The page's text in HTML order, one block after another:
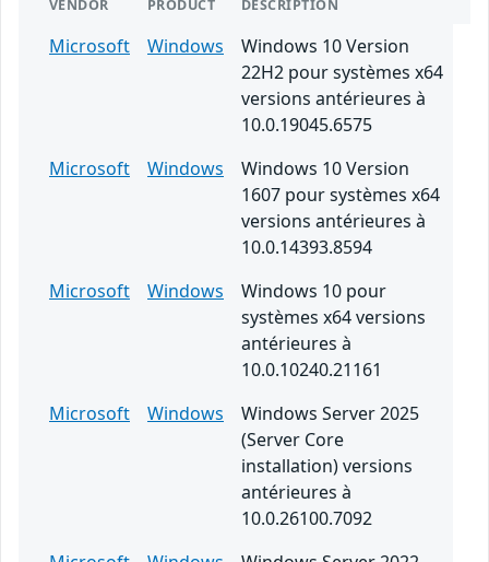
VENDOR PRODUCT DESCRIPTION
Microsoft Windows
Windows 10 Version
22H2 pour systèmes x64
versions antérieures à
10.0.19045.6575
Microsoft
Windows
Windows 10 Version
1607 pour systèmes x64
versions antérieures à
10.0.14393.8594
Microsoft
Windows
Windows 10 pour
systèmes x64 versions
antérieures à
10.0.10240.21161
Microsoft
Windows
Windows Server 2025
(Server Core
installation) versions
antérieures à
10.0.26100.7092